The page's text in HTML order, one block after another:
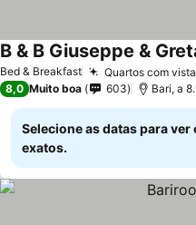
Bed & Breakfast Quartos com
B & B Giuseppe &
8,0 Muito boa 603 Bari, a
Selecione as datas para ver
exatos.